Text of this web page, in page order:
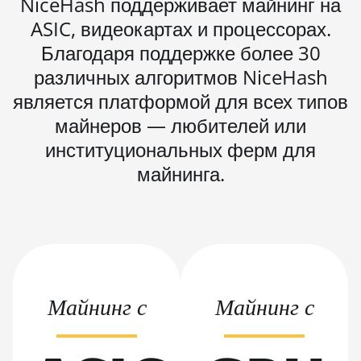
L11 Pro (21Gh)
BITMAIN AntMiner L3
++
BITMAIN AntMiner
L3+
BITMAIN AntMiner L7
BITMAIN AntMiner L9
BITMAIN AntMiner
S11
ASIC, видеокартах и процессорах.
Благодаря поддержке более 30
различных алгоритмов NiceHash
является платформой для всех типов
майнеров — любителей или
институциональных ферм для
майнинга.
Майнинг с Майнинг с